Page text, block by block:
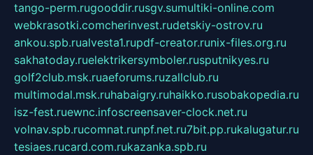
tango-perm.rugooddir.rusgv.sumultiki-online.com
webkrasotki.comcherinvest.rudetskiy-ostrov.ru
ankou.spb.rualvesta1.rupdf-creator.runix-files.org.ru
sakhatoday.ruelektrikersymboler.rusputnikyes.ru
golf2club.msk.ruaeforums.ruzallclub.ru
multimodal.msk.ruhabaigry.ruhaikko.rusobakopedia.ru
isz-fest.ruewnc.infoscreensaver-clock.net.ru
volnav.spb.rucomnat.runpf.net.ru7bit.pp.rukalugatur.ru
tesiaes.rucard.com.rukazanka.spb.ru